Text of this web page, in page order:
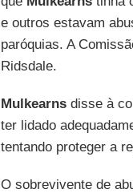
e outros estavam
paróquias. A
Ridsdale.
Mulkearnsdisse à
ter lidado
tentando proteger a
O sobrevivente de